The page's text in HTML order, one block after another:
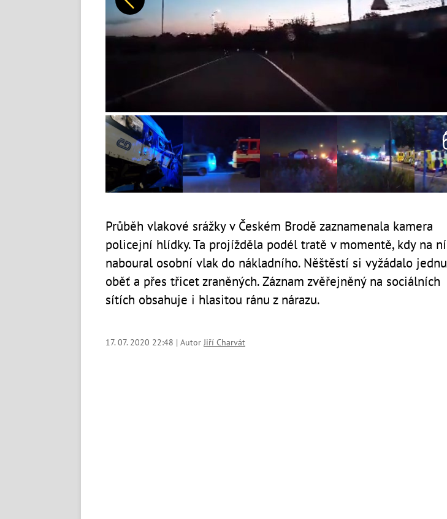
Předchozí
Průběh vlakové srážky v Českém Brodě zaznamenala kamera
policejní hlídky. Ta projížděla podél tratě v momentě, kdy na ní
naboural osobní vlak do nákladního. Něštěstí si vyžádalo jednu
oběť a přes třicet zraněných. Záznam zvěřejněný na sociálních
sítích obsahuje i hlasitou ránu z nárazu.
17. 07. 2020 22:48 | AutorJiří Charvát